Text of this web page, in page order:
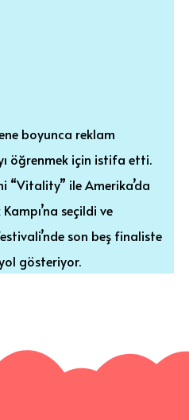
boyunca reklam
öğrenmek için istifa etti.
“Vitality” ile Amerika’da
seçildi ve
son beş finaliste
gösteriyor.